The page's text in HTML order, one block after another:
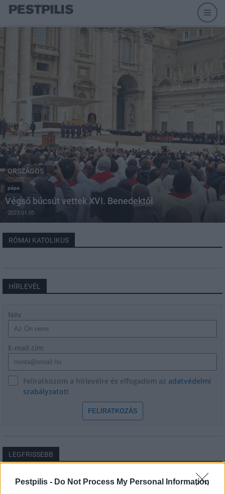
Pestpilis - Do Not Process My Personal Information
ORSZÁGOS
pápa
Végső búcsút vettek XVI. Benedektől
2023.01.05
RÓMAI KATOLIKUS
HÍRLEVÉL
Név
E-mail cím
Feliratkozom a hírlevélre és elfogadom az adatvédelmi
szabályzatot!
FELIRATKOZÁS
LEGFRISSEBB
Pest megye
Fából épül Budakeszi új óvodája